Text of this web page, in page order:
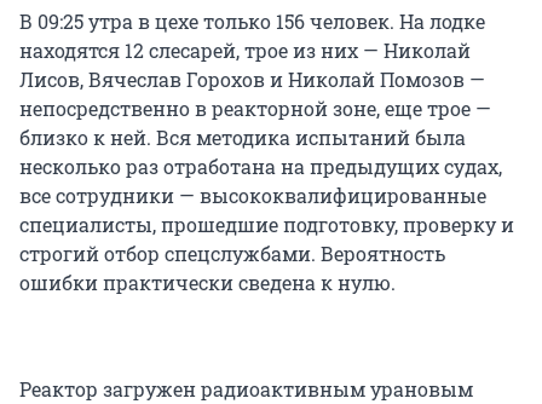
В 09:25 утра в цехе только 156 человек. На лодке
находятся 12 слесарей, трое из них — Николай
Лисов, Вячеслав Горохов и Николай Помозов —
непосредственно в реакторной зоне, еще трое —
близко к ней. Вся методика испытаний была
несколько раз отработана на предыдущих судах,
все сотрудники — высококвалифицированные
специалисты, прошедшие подготовку, проверку и
строгий отбор спецслужбами. Вероятность
ошибки практически сведена к нулю.
Реактор загружен радиоактивным урановым